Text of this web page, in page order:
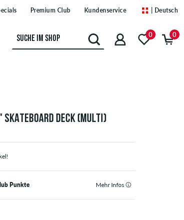
Premium Club Kundenservice | Deutsch
0 0
DECK (MULTI)
Punkte Mehr Infos